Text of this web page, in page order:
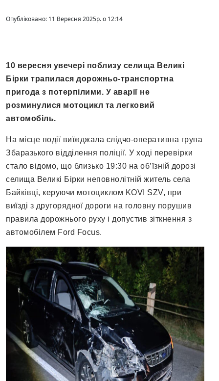
Опубліковано: 11 Вересня 2025р. о 12:14
10 вересня увечері поблизу селища Великі
Бірки трапилася дорожньо-транспортна
пригода з потерпілими. У аварії не
розминулися мотоцикл та легковий
автомобіль.
На місце події виїжджала слідчо-оперативна група
Збаразького відділення поліції. У ході перевірки
стало відомо, що близько 19:30 на об’їзній дорозі
селища Великі Бірки неповнолітній житель села
Байківці, керуючи мотоциклом KOVI SZV, при
виїзді з другорядної дороги на головну порушив
правила дорожнього руху і допустив зіткнення з
автомобілем Ford Focus.